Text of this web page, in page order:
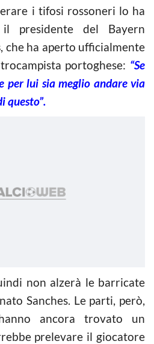
i tifosi rossoneri lo ha
presidente del Bayern
, che ha aperto ufficialmente
portoghese: “Se
per lui sia meglio andare via
questo”.
non alzerà le barricate
Sanches. Le parti, però,
ancora trovato un
prelevare il giocatore